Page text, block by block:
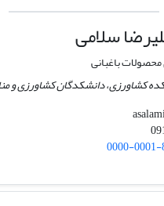
سلامی
باغبانی
کشاورزی، دانشکدگان کشاورزی و
0000-